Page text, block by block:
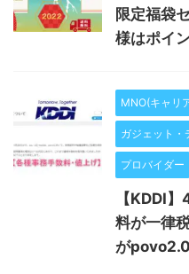
限定福袋
様はポイ
MNO(キャリ
ガジェット・
プロバイダー
【KDDI
料が一律
がpovo2.0